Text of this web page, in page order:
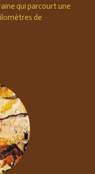
qui parcourt une
de